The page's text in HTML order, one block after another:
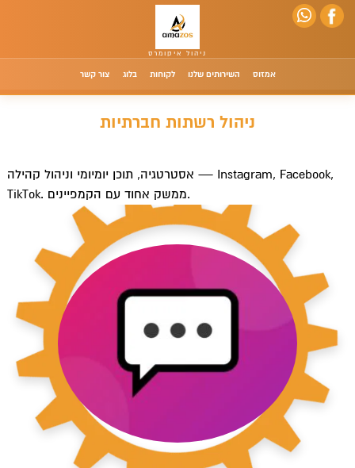
אמזוס השירותים שלנו לקוחות בלוג צור קשר
ניהול רשתות חברתיות
אסטרטגיה, תוכן יומיומי וניהול קהילה — Instagram, Facebook,
TikTok. ממשק אחוד עם הקמפיינים.